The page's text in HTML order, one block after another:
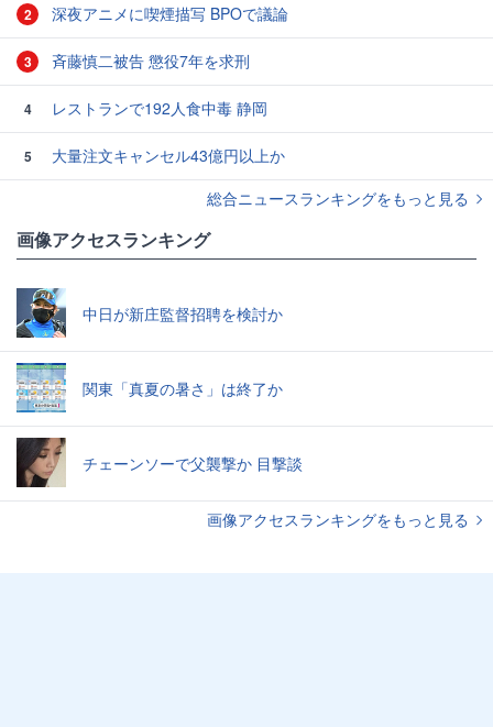
2 深夜アニメに喫煙描写 BPOで議論
3 斉藤慎二被告 懲役7年を求刑
4 レストランで192人食中毒 静岡
5
大量注文キャンセル43億円以上か
総合ニュースランキングをもっと見る
画像アクセスランキング
中日が新庄監督招聘を検討か
関東「真夏の暑さ」は終了か
チェーンソーで父襲撃か 目撃談
画像アクセスランキングをもっと見る